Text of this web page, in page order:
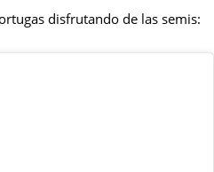
disfrutando de las semis: